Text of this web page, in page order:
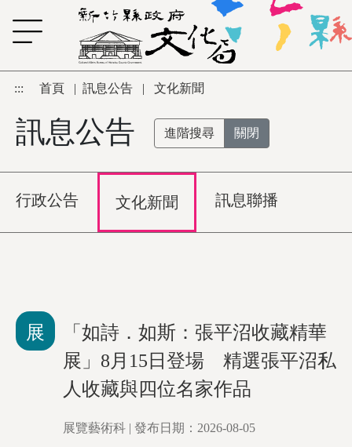
跳到主要內容區塊
::: 首頁 | 訊息公告 | 文化新聞
訊息公告 進階搜尋 關閉
行政公告 文化新聞 訊息聯播
展
「如詩．如斯：張平沼收藏精華
展」8月15日登場 精選張平沼私
人收藏與四位名家作品
展覽藝術科 | 發布日期：2026-08-05